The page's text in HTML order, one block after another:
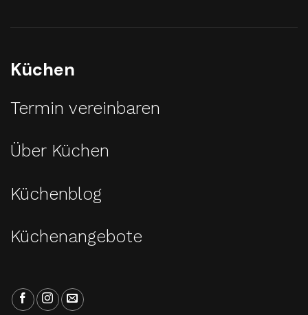
Küchen
Termin vereinbaren
Über Küchen
Küchenblog
Küchenangebote